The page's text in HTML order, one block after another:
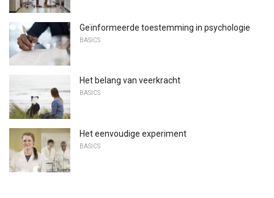
Geïnformeerde toestemming in psychologie
BASICS
Het belang van veerkracht
BASICS
Het eenvoudige experiment
BASICS